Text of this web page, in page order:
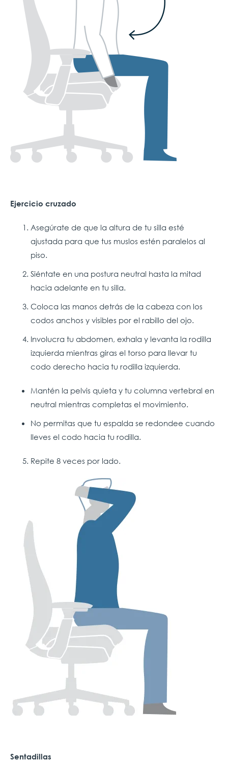
Ejercicio cruzado
Asegúrate de que la altura de tu silla esté
ajustada para que tus muslos estén paralelos al
piso.
Siéntate en una postura neutral hasta la mitad
hacia adelante en tu silla.
Coloca las manos detrás de la cabeza con los
codos anchos y visibles por el rabillo del ojo.
Involucra tu abdomen, exhala y levanta la rodilla
izquierda mientras giras el torso para llevar tu
codo derecho hacia tu rodilla izquierda.
Mantén la pelvis quieta y tu columna vertebral en
neutral mientras completas el movimiento.
No permitas que tu espalda se redondee cuando
lleves el codo hacia tu rodilla.
Repite 8 veces por lado.
Sentadillas